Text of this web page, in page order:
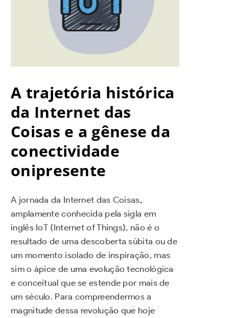
A trajetória histórica
da Internet das
Coisas e a gênese da
conectividade
onipresente
A jornada da Internet das Coisas,
amplamente conhecida pela sigla em
inglês IoT (Internet of Things), não é o
resultado de uma descoberta súbita ou de
um momento isolado de inspiração, mas
sim o ápice de uma evolução tecnológica
e conceitual que se estende por mais de
um século. Para compreendermos a
magnitude dessa revolução que hoje